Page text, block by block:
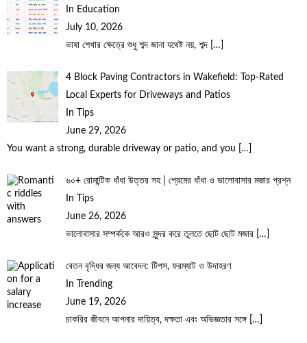
In Education
July 10, 2026
ভাষা শেখার ক্ষেত্রে শুধু শব্দ জানা যথেষ্ট নয়, শব্দ […]
4 Block Paving Contractors in Wakefield: Top-Rated
Local Experts for Driveways and Patios
In Tips
June 29, 2026
You want a strong, durable driveway or patio, and you
[…]
৬০+ রোমান্টিক ধাঁধা উত্তর সহ | প্রেমের ধাঁধা ও ভালোবাসার মজার প্রশ্ন
In Tips
June 26, 2026
ভালোবাসার সম্পর্ককে আরও সুন্দর করে তুলতে ছোট ছোট মজার […]
বেতন বৃদ্ধির জন্য আবেদন: টিপস, ফরম্যাট ও উদাহরণ
In Trending
June 19, 2026
চাকরির জীবনে আপনার দায়িত্ব, দক্ষতা এবং অভিজ্ঞতার সঙ্গে […]